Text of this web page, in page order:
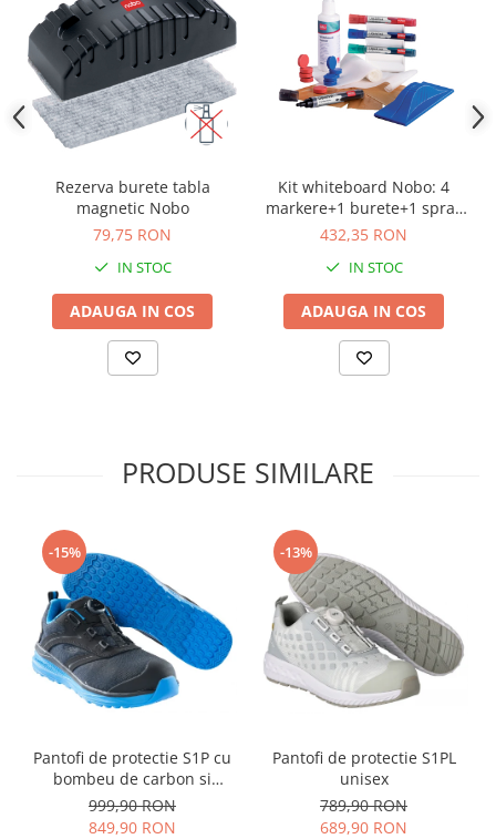
Rezerva burete tabla
magnetic Nobo
79,75 RON
IN STOC
ADAUGA IN COS
Kit whiteboard Nobo: 4
markere+1 burete+1 spray
de curatare+magneti
432,35 RON
IN STOC
ADAUGA IN COS
PRODUSE SIMILARE
-15%
Pantofi de protectie S1P cu
bombeu de carbon si
inchidere BOAÂ® Fit
999,90 RON
849,90 RON
-13%
Pantofi de protectie S1PL
unisex
789,90 RON
689,90 RON